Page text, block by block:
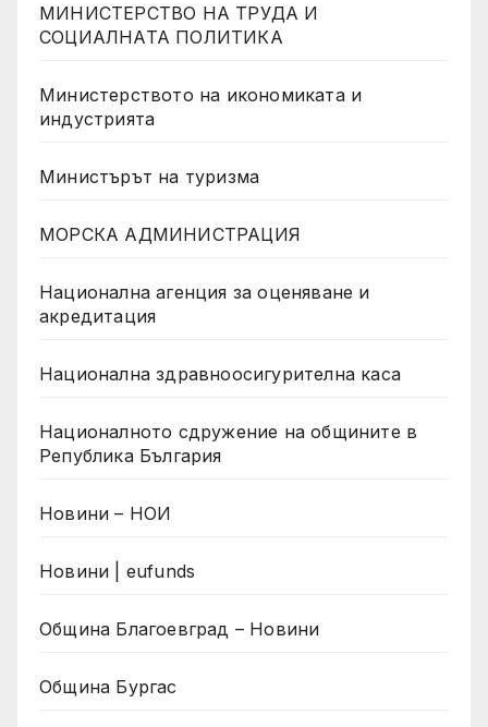
МИНИСТЕРСТВО НА ТРУДА И
СОЦИАЛНАТА ПОЛИТИКА
Министерството на икономиката и
индустрията
Министърът на туризма
МОРСКА АДМИНИСТРАЦИЯ
Национална агенция за оценяване и
акредитация
Национална здравноосигурителна каса
Националното сдружение на общините в
Република България
Новини – НОИ
Новини | eufunds
Община Благоевград – Новини
Община Бургас